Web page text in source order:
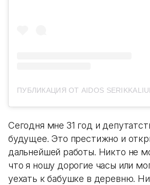
ПУБЛИКАЦИЯ ОТ AIDOS
Сегодня мне 31 год и
будущее. Это престижно и
дальнейшей работы. Никто не
что я ношу дорогие часы или
уехать к бабушке в деревню.